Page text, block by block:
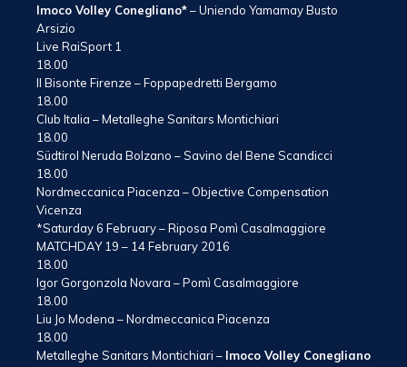
Imoco Volley Conegliano*– Uniendo Yamamay Busto
Arsizio
Live RaiSport 1
18.00
Il Bisonte Firenze – Foppapedretti Bergamo
18.00
Club Italia – Metalleghe Sanitars Montichiari
18.00
Südtirol Neruda Bolzano – Savino del Bene Scandicci
18.00
Nordmeccanica Piacenza – Objective Compensation
Vicenza
*Saturday 6 February – Riposa Pomì Casalmaggiore
MATCHDAY 19 – 14 February 2016
18.00
Igor Gorgonzola Novara – Pomì Casalmaggiore
18.00
Liu Jo Modena – Nordmeccanica Piacenza
18.00
Metalleghe Sanitars Montichiari – Imoco Volley Conegliano